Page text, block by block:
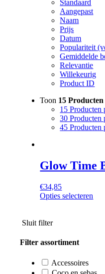
Accessoires
Coco en sebas
GlowXX
Luxuriuous Gift
Must Haves
REF Stockholm
Ref stockholm
TALLOW +
Overig
Huidconditie
Huidtype
Merken
Standaard
Aangepast
Naam
Prijs
Datum
Populariteit
Gemiddelde
Relevantie
Willekeurig
Product ID
Toon 15
15 Producten
30 Producten
45 Producten
Glow Time
€34,85
Opties selecteren
Sluit filter
Filter assortiment
Accessoires